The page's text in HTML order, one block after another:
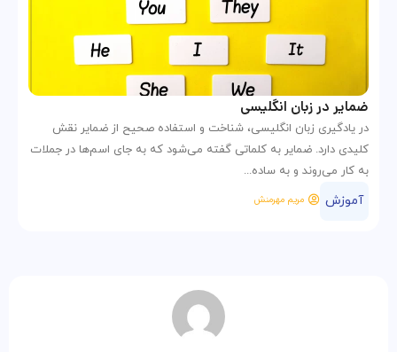
ضمایر در زبان انگلیسی
در یادگیری زبان انگلیسی، شناخت و استفاده صحیح از ضمایر نقش
کلیدی دارد. ضمایر به کلماتی گفته می‌شود که به جای اسم‌ها در جملات
به کار می‌روند و به ساده‌...
آموزش مریم مهرمنش